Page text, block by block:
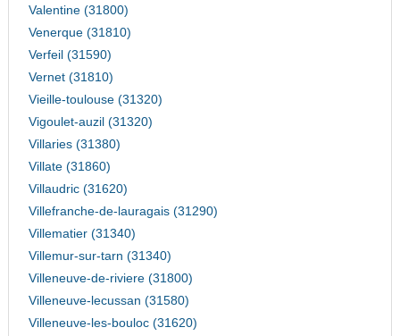
Valentine (31800)
Venerque (31810)
Verfeil (31590)
Vernet (31810)
Vieille-toulouse (31320)
Vigoulet-auzil (31320)
Villaries (31380)
Villate (31860)
Villaudric (31620)
Villefranche-de-lauragais (31290)
Villematier (31340)
Villemur-sur-tarn (31340)
Villeneuve-de-riviere (31800)
Villeneuve-lecussan (31580)
Villeneuve-les-bouloc (31620)